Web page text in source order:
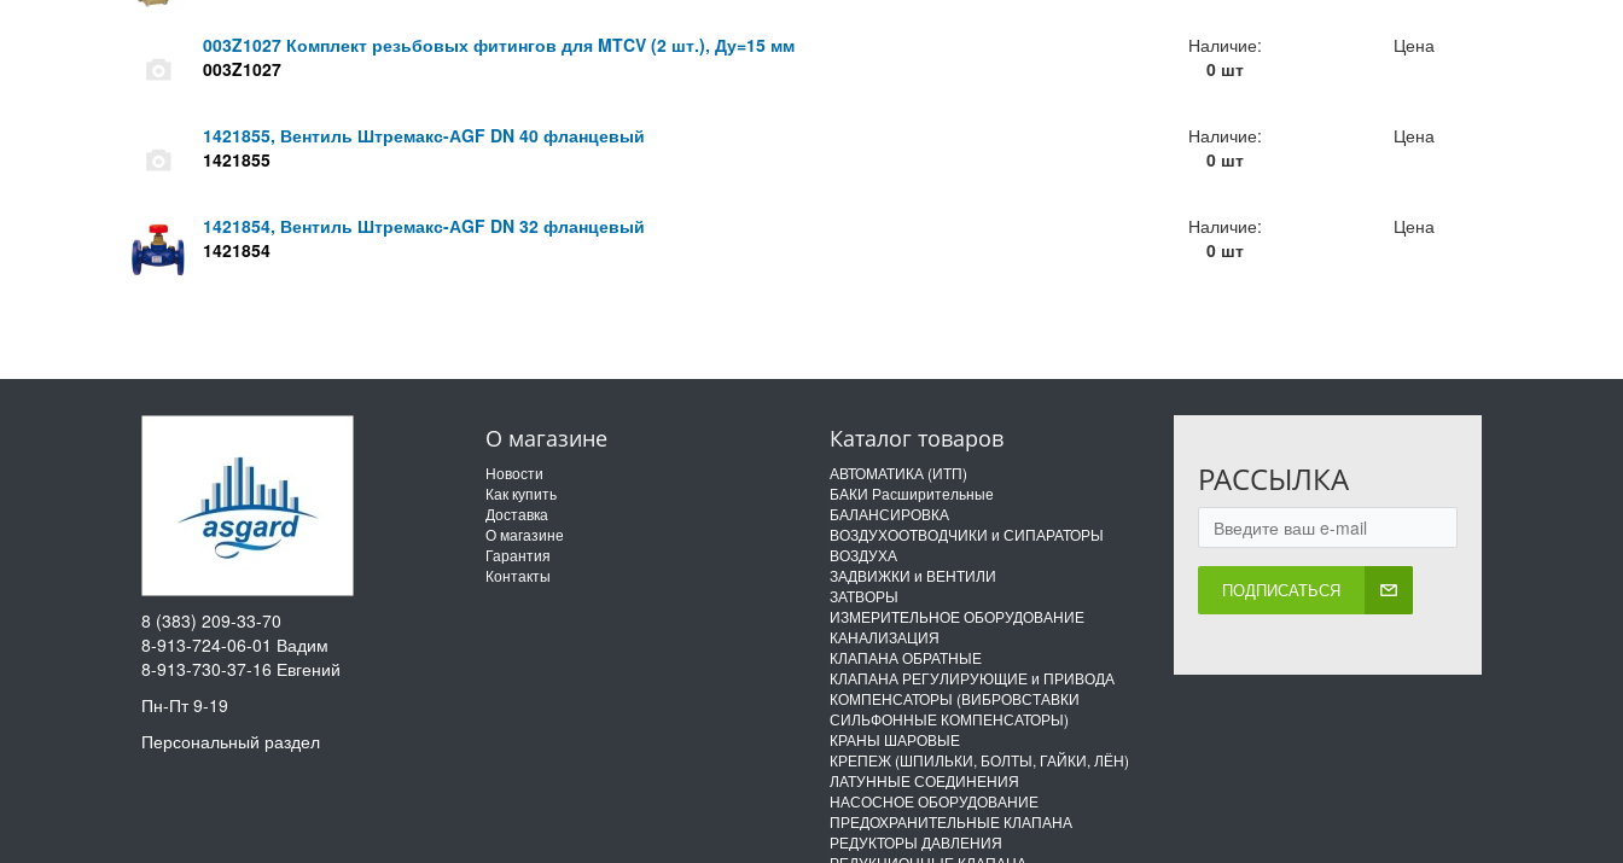
003Z1027 Комплект резьбовых фитингов для MTCV (2 шт.), Ду=15 мм
003Z1027
Наличие:
0 шт
Цена
1421855, Вентиль Штремакс-АGF DN 40 фланцевый
1421855
Наличие:
0 шт
Цена
1421854, Вентиль Штремакс-АGF DN 32 фланцевый
1421854
Наличие:
0 шт
Цена
О магазине
Новости
Как купить
Доставка
О магазине
Гарантия
Контакты
Каталог товаров
АВТОМАТИКА (ИТП)
БАКИ Расширительные
БАЛАНСИРОВКА
ВОЗДУХООТВОДЧИКИ и СИПАРАТОРЫ
ВОЗДУХА
ЗАДВИЖКИ и ВЕНТИЛИ
ЗАТВОРЫ
ИЗМЕРИТЕЛЬНОЕ ОБОРУДОВАНИЕ
КАНАЛИЗАЦИЯ
КЛАПАНА ОБРАТНЫЕ
КЛАПАНА РЕГУЛИРУЮЩИЕ и ПРИВОДА
КОМПЕНСАТОРЫ (ВИБРОВСТАВКИ
СИЛЬФОННЫЕ КОМПЕНСАТОРЫ)
КРАНЫ ШАРОВЫЕ
КРЕПЕЖ (ШПИЛЬКИ, БОЛТЫ, ГАЙКИ, ЛЁН)
ЛАТУННЫЕ СОЕДИНЕНИЯ
НАСОСНОЕ ОБОРУДОВАНИЕ
ПРЕДОХРАНИТЕЛЬНЫЕ КЛАПАНА
РЕДУКТОРЫ ДАВЛЕНИЯ
РАССЫЛКА
ПОДПИСАТЬСЯ
8 (383) 209-33-70
8-913-724-06-01 Вадим
8-913-730-37-16 Евгений
Пн-Пт 9-19
Персональный раздел